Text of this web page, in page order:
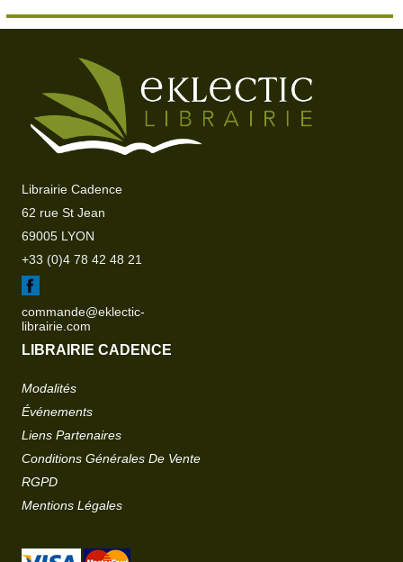
Librairie Cadence
62 rue St Jean
69005 LYON
+33 (0)4 78 42 48 21
commande@eklectic-
librairie.com
LIBRAIRIE CADENCE
Modalités
Événements
Liens Partenaires
Conditions Générales De Vente
RGPD
Mentions Légales